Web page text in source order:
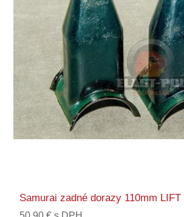
Samurai zadné dorazy 110mm LIFT